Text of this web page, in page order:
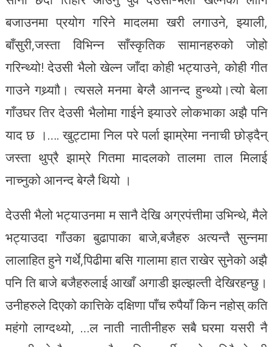
बजाउनमा प्रयोग गरिने मादलमा खरी लगाउने, झ्याली,
बाँसुरी,जस्ता विभिन्न साँस्कृतिक सामानहरुको जोहो
गरिन्थ्यो! देउसी भैलो खेल्न जाँदा कोही भट्याउने, कोही गीत
गाउने गथ्र्याौ। त्यसले मनमा बेग्लै आनन्द हुन्थ्यो।त्यो बेला
गाँउघर तिर देउसी भैलोमा गाईने झ्याउरे लोकभाका अझै पनि
याद छ ।…. खुट्टामा निल परे पर्ला झाम्रेमा ननाची छोड्दैन्
जस्ता थुप्रै झाम्रे गितमा मादलको तालमा ताल मिलाई
नाच्नुको आनन्द बेग्लै थियो ।
देउसी भैलो भट्याउनमा म सानै देखि अग्रपंत्तीमा उभिन्थे, मैले
भट्याउदा गाँउका बुढापाका बाजे,बजैहरु अत्यन्तै सुन्नमा
लालाहित हुने गर्थे,पिढीमा बसि गालामा हात राखेर सुनेको अझै
पनि ति बाजे बजैहरुलाई आखाँ अगाडी झल्झल्ती देखिरहन्छु।
उनीहरुले दिएको कात्तिके दक्षिणा पाँच रुपैयाँ किन नहोस् कति
महंगो लाग्दथ्यो, …ल नाती नातीनीहरु सबै घरमा यसरी नै